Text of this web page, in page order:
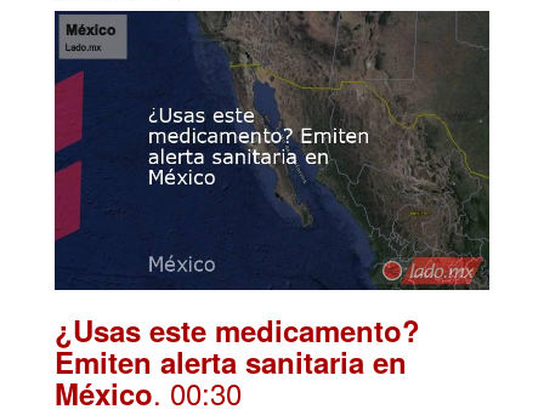
¿Usas este medicamento?
Emiten alerta sanitaria en
México. 00:30